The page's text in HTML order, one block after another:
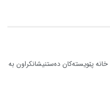
خانە پێویستەکان دەستنیشانکراون بە